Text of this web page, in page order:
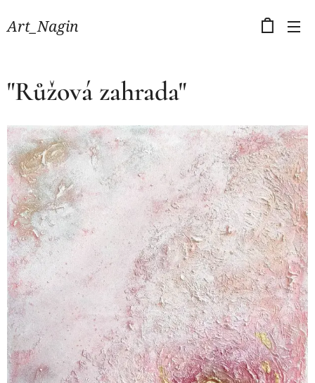
Art_Nagin
"Růžová zahrada"